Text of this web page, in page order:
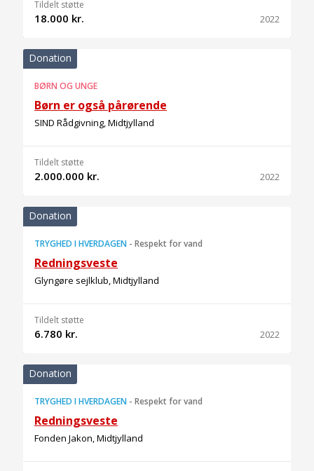
Tildelt støtte
18.000 kr. 2022
Donation
BØRN OG UNGE
Børn er også pårørende
SIND Rådgivning, Midtjylland
Tildelt støtte
2.000.000 kr. 2022
Donation
TRYGHED I HVERDAGEN - Respekt for vand
Redningsveste
Glyngøre sejlklub, Midtjylland
Tildelt støtte
6.780 kr. 2022
Donation
TRYGHED I HVERDAGEN - Respekt for vand
Redningsveste
Fonden Jakon, Midtjylland